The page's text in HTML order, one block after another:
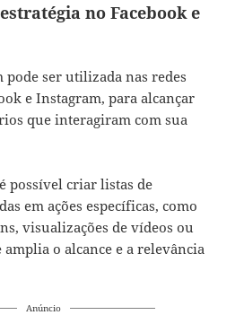
no Facebook e
pode ser utilizada nas redes
e Instagram, para alcançar
que interagiram com sua
possível criar listas de
em ações específicas, como
visualizações de vídeos ou
o alcance e a relevância
Anúncio